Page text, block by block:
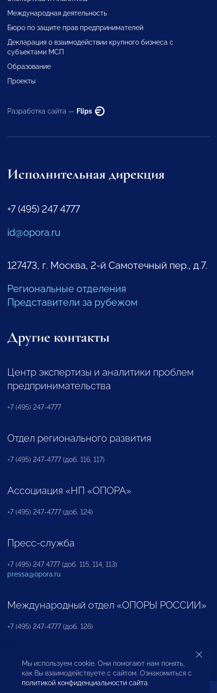
Международная деятельность
Бюро по защите прав предпринимателей
Декларация о взаимодействии крупного бизнеса с
субъектами МСП
Образование
Проекты
Разработка сайта — Flips
Исполнительная дирекция
+7 (495) 247 4777
id@opora.ru
127473, г. Москва, 2-й Самотечный пер., д.7.
Региональные отделения
Представители за рубежом
Другие контакты
Центр экспертизы и аналитики проблем
предпринимательства
+7 (495) 247-4777
Отдел регионального развития
+7 (495) 247-4777 (доб. 116, 117)
Ассоциация «НП «ОПОРА»
+7 (495) 247-4777 (доб. 124)
Пресс-служба
+7 (495) 247 4777 (доб. 115, 114, 113)
pressa@opora.ru
Международный отдел «ОПОРЫ РОССИИ»
+7 (495) 247-4777 (доб. 126)
Бюро по защите прав предпринимателей и
инвесторов
Мы используем cookie. Они помогают нам понять,
как Вы взаимодействуете с сайтом. Ознакомиться с
политикой конфиденциальности сайта.